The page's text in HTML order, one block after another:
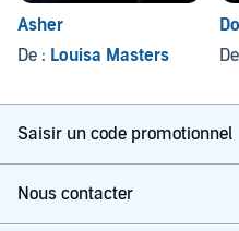
Asher
De : Louisa Masters
Saisir un code promotionnel
Nous contacter